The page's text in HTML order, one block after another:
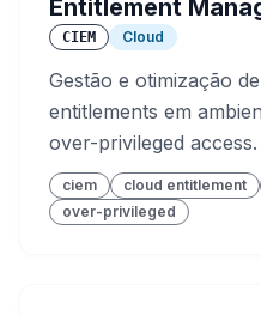
Entitlement
CIEM Cloud
Gestão e otimização
entitlements em
over-privileged access.
ciem cloud entitlement
over-privileged